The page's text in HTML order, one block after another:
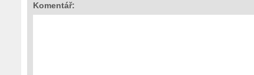
Komentář: